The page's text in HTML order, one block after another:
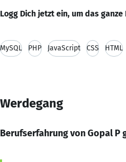
Logg Dich jetzt ein, um das
MySQL PHP JavaScript CSS HTML
Werdegang
Berufserfahrung von Gopal P